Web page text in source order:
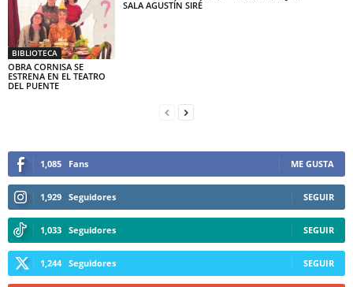
BIBLIOTECA
OBRA CORNISA SE
ESTRENA EN EL TEATRO
DEL PUENTE
SALA AGUSTÍN SIRÉ
1,085 Fans ME GUSTA
1,929 Seguidores SEGUIR
1,033 Seguidores SEGUIR
1,244 Seguidores SEGUIR